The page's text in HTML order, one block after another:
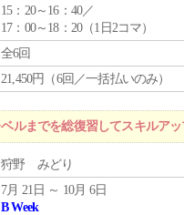
15：20～16：40／
17：00～18：20（1日2コマ）
全6回
21,450円（6回／一括払いのみ）
ルまでを総復習してスキルア
狩野 みどり
7月 21日 ～ 10月 6日
B Week